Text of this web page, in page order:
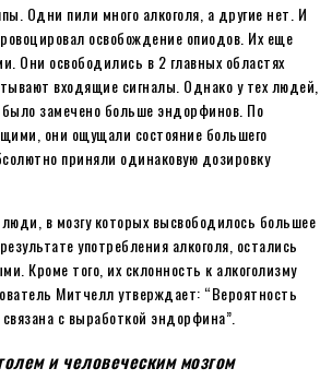
Одни пили много алкоголя, а другие нет. И
освобождение опиодов. Их еще
Они освободились в 2 главных областях
входящие сигналы. Однако у тех людей,
замечено больше эндорфинов. По
они ощущали состояние большего
приняли одинаковую дозировку
в мозгу которых высвободилось большее
употребления алкоголя, остались
Кроме того, их склонность к алкоголизму
Митчелл утверждает: “Вероятность
с выработкой эндорфина”.
и человеческим мозгом